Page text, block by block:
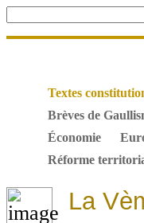
Textes
Brèves de
Économie
Réforme
La